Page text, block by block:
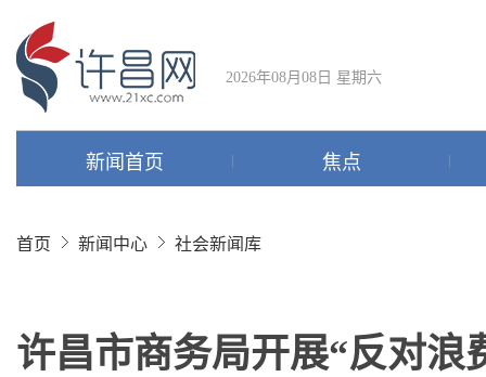
2026年08月08日 星期六
新闻首页 焦点
首页 新闻中心 社会新闻库
许昌市商务局开展“反对浪